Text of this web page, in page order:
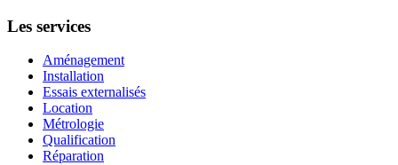
Les services
Aménagement
Installation
Essais externalisés
Location
Métrologie
Qualification
Réparation